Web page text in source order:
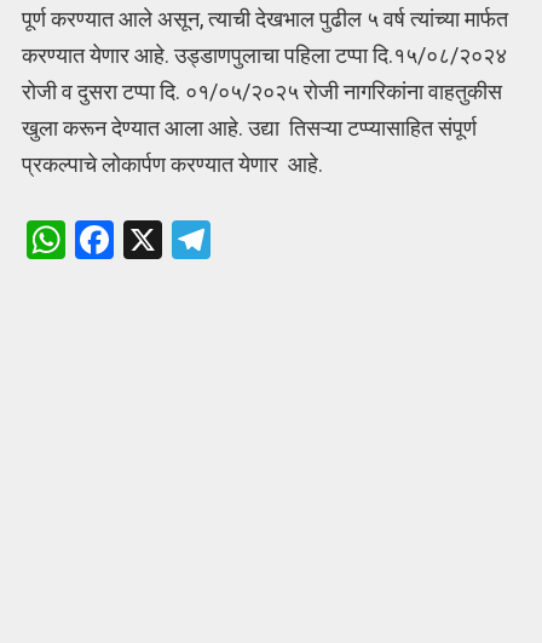
पूर्ण करण्यात आले असून, त्याची देखभाल पुढील ५ वर्ष त्यांच्या मार्फत
करण्यात येणार आहे. उड्डाणपुलाचा पहिला टप्पा दि.१५/०८/२०२४
रोजी व दुसरा टप्पा दि. ०१/०५/२०२५ रोजी नागरिकांना वाहतुकीस
खुला करून देण्यात आला आहे. उद्या तिसऱ्या टप्प्यासाहित संपूर्ण
प्रकल्पाचे लोकार्पण करण्यात येणार आहे.
W F X T